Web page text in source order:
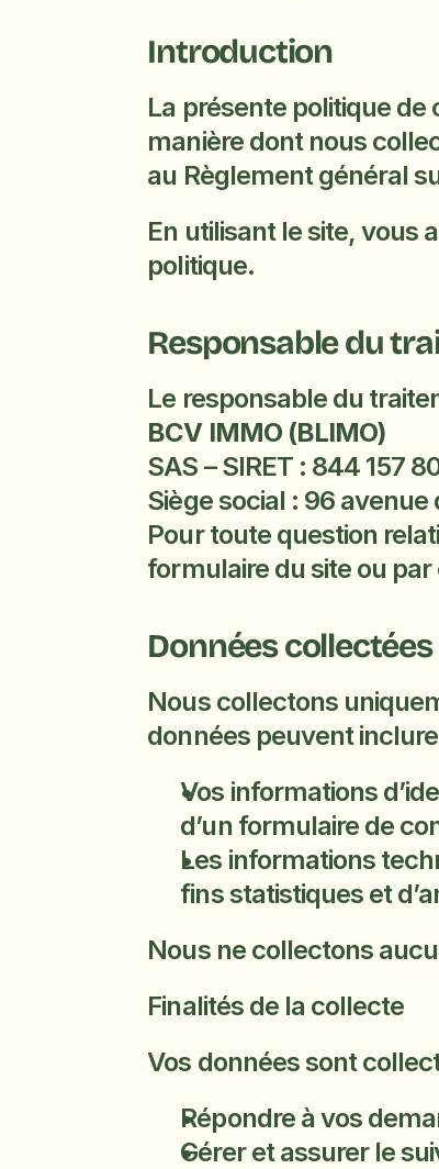
Introduction
La présente politique
manière dont nous
au Règlement général
En utilisant le site, vous
politique.
Responsable du
Le responsable du
BCV IMMO (BLIMO)
SAS – SIRET : 844 157
Siège social : 96 avenue
Pour toute question
formulaire du site ou
Données collectées
Nous collectons
données peuvent
Vos informations
d’un formulaire de
Les informations
fins statistiques et
Nous ne collectons
Finalités de la collecte
Vos données sont
Répondre à vos
Gérer et assurer le